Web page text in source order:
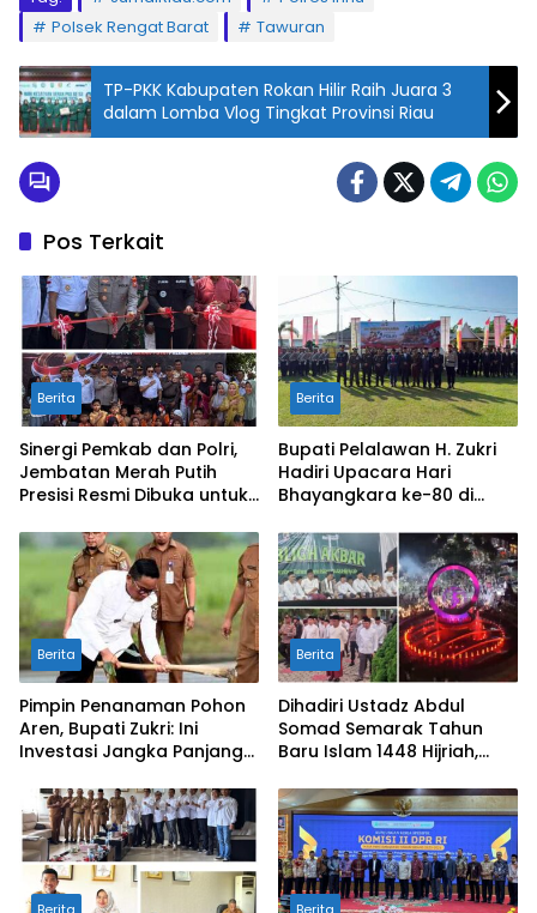
Polsek Rengat Barat
Tawuran
TP-PKK Kabupaten Rokan Hilir Raih Juara 3
dalam Lomba Vlog Tingkat Provinsi Riau
Pos Terkait
Berita
Sinergi Pemkab dan Polri,
Jembatan Merah Putih
Presisi Resmi Dibuka untuk
Rangsang
Berita
Bupati Pelalawan H. Zukri
Hadiri Upacara Hari
Bhayangkara ke-80 di
Berita
Pimpin Penanaman Pohon
Aren, Bupati Zukri: Ini
Investasi Jangka Panjang
Pelalawan
Berita
Dihadiri Ustadz Abdul
Somad Semarak Tahun
Baru Islam 1448 Hijriah,
Masyarakat